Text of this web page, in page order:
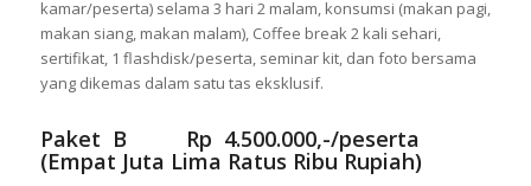
kamar/peserta) selama 3 hari 2 malam, konsumsi (makan pagi,
makan siang, makan malam), Coffee break 2 kali sehari,
sertifikat, 1 flashdisk/peserta, seminar kit, dan foto bersama
yang dikemas dalam satu tas eksklusif.
Paket B Rp 4.500.000,-/peserta
(Empat Juta Lima Ratus Ribu Rupiah)